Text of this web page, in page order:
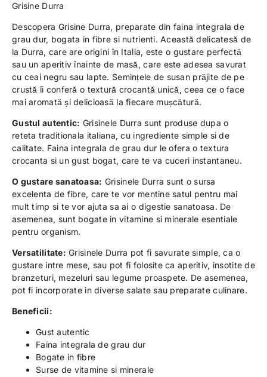
Grisine Durra
Descopera Grisine Durra, preparate din faina integrala de
grau dur, bogata in fibre si nutrienti. Această delicatesă de
la Durra, care are origini în Italia, este o gustare perfectă
sau un aperitiv înainte de masă, care este adesea savurat
cu ceai negru sau lapte. Semințele de susan prăjite de pe
crustă îi conferă o textură crocantă unică, ceea ce o face
mai aromată și delicioasă la fiecare mușcătură.
Gustul autentic: Grisinele Durra sunt produse dupa o
reteta traditionala italiana, cu ingrediente simple si de
calitate. Faina integrala de grau dur le ofera o textura
crocanta si un gust bogat, care te va cuceri instantaneu.
O gustare sanatoasa: Grisinele Durra sunt o sursa
excelenta de fibre, care te vor mentine satul pentru mai
mult timp si te vor ajuta sa ai o digestie sanatoasa. De
asemenea, sunt bogate in vitamine si minerale esentiale
pentru organism.
Versatilitate: Grisinele Durra pot fi savurate simple, ca o
gustare intre mese, sau pot fi folosite ca aperitiv, insotite de
branzeturi, mezeluri sau legume proaspete. De asemenea,
pot fi incorporate in diverse salate sau preparate culinare.
Beneficii:
Gust autentic
Faina integrala de grau dur
Bogate in fibre
Surse de vitamine si minerale